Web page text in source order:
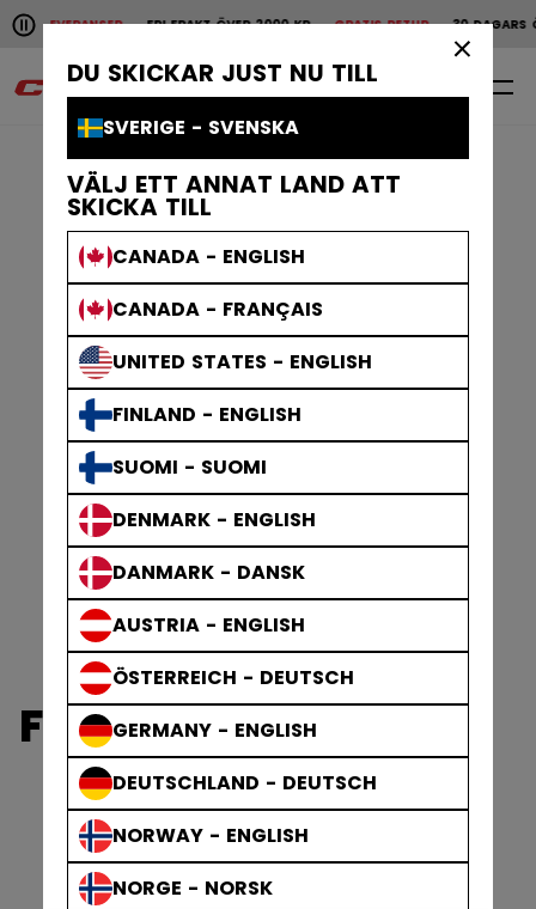
DU SKICKAR JUST NU TILL
SVERIGE - SVENSKA
VÄLJ ETT ANNAT LAND ATT
SKICKA TILL
CANADA - ENGLISH
CANADA - FRANÇAIS
UNITED STATES - ENGLISH
FINLAND - ENGLISH
SUOMI - SUOMI
DENMARK - ENGLISH
DANMARK - DANSK
AUSTRIA - ENGLISH
ÖSTERREICH - DEUTSCH
GERMANY - ENGLISH
DEUTSCHLAND - DEUTSCH
NORWAY - ENGLISH
NORGE - NORSK
Pause the horizontal scroll animation.
LEVERANSERFRI FRAKT ÖVER 2000 KRGRATIS RETUR30 DAGARS
Snabba leveranser Fri frakt över 2000 kr
0
FTW AXELSKYDD